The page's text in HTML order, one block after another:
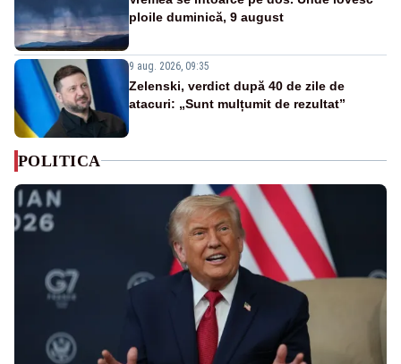
ploile duminică, 9 august
9 aug. 2026, 09:35
Zelenski, verdict după 40 de zile de
atacuri: „Sunt mulțumit de rezultat”
POLITICA